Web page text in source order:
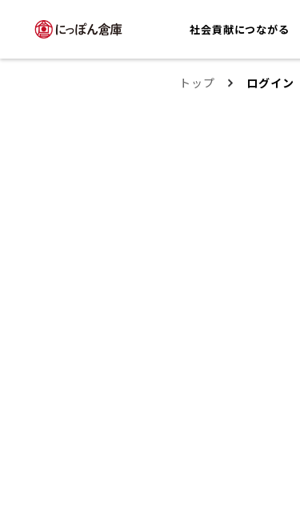
社会貢献につながる
トップ ログイン